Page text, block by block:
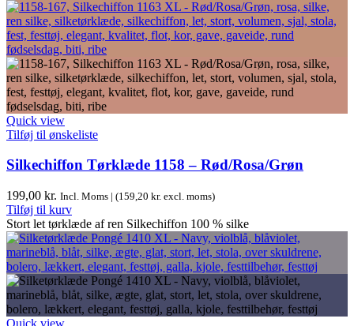
Quick view
Tilføj til ønskeliste
Silkechiffon Tørklæde 1158 – Rød/Rosa/Grøn
199,00 kr. Incl. Moms | (159,20 kr. excl. moms)
Tilføj til kurv
Stort let tørklæde af ren Silkechiffon 100 % silke